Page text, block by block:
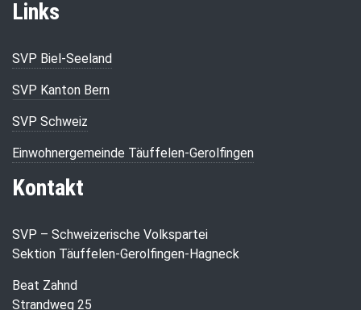
Links
SVP Biel-Seeland
SVP Kanton Bern
SVP Schweiz
Einwohnergemeinde Täuffelen-Gerolfingen
Kontakt
SVP – Schweizerische Volkspartei
Sektion Täuffelen-Gerolfingen-Hagneck
Beat Zahnd
Strandweg 25